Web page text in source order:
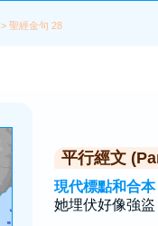
> 聖經金句 28
平行經文
現代標點和合
她埋伏好像強盜